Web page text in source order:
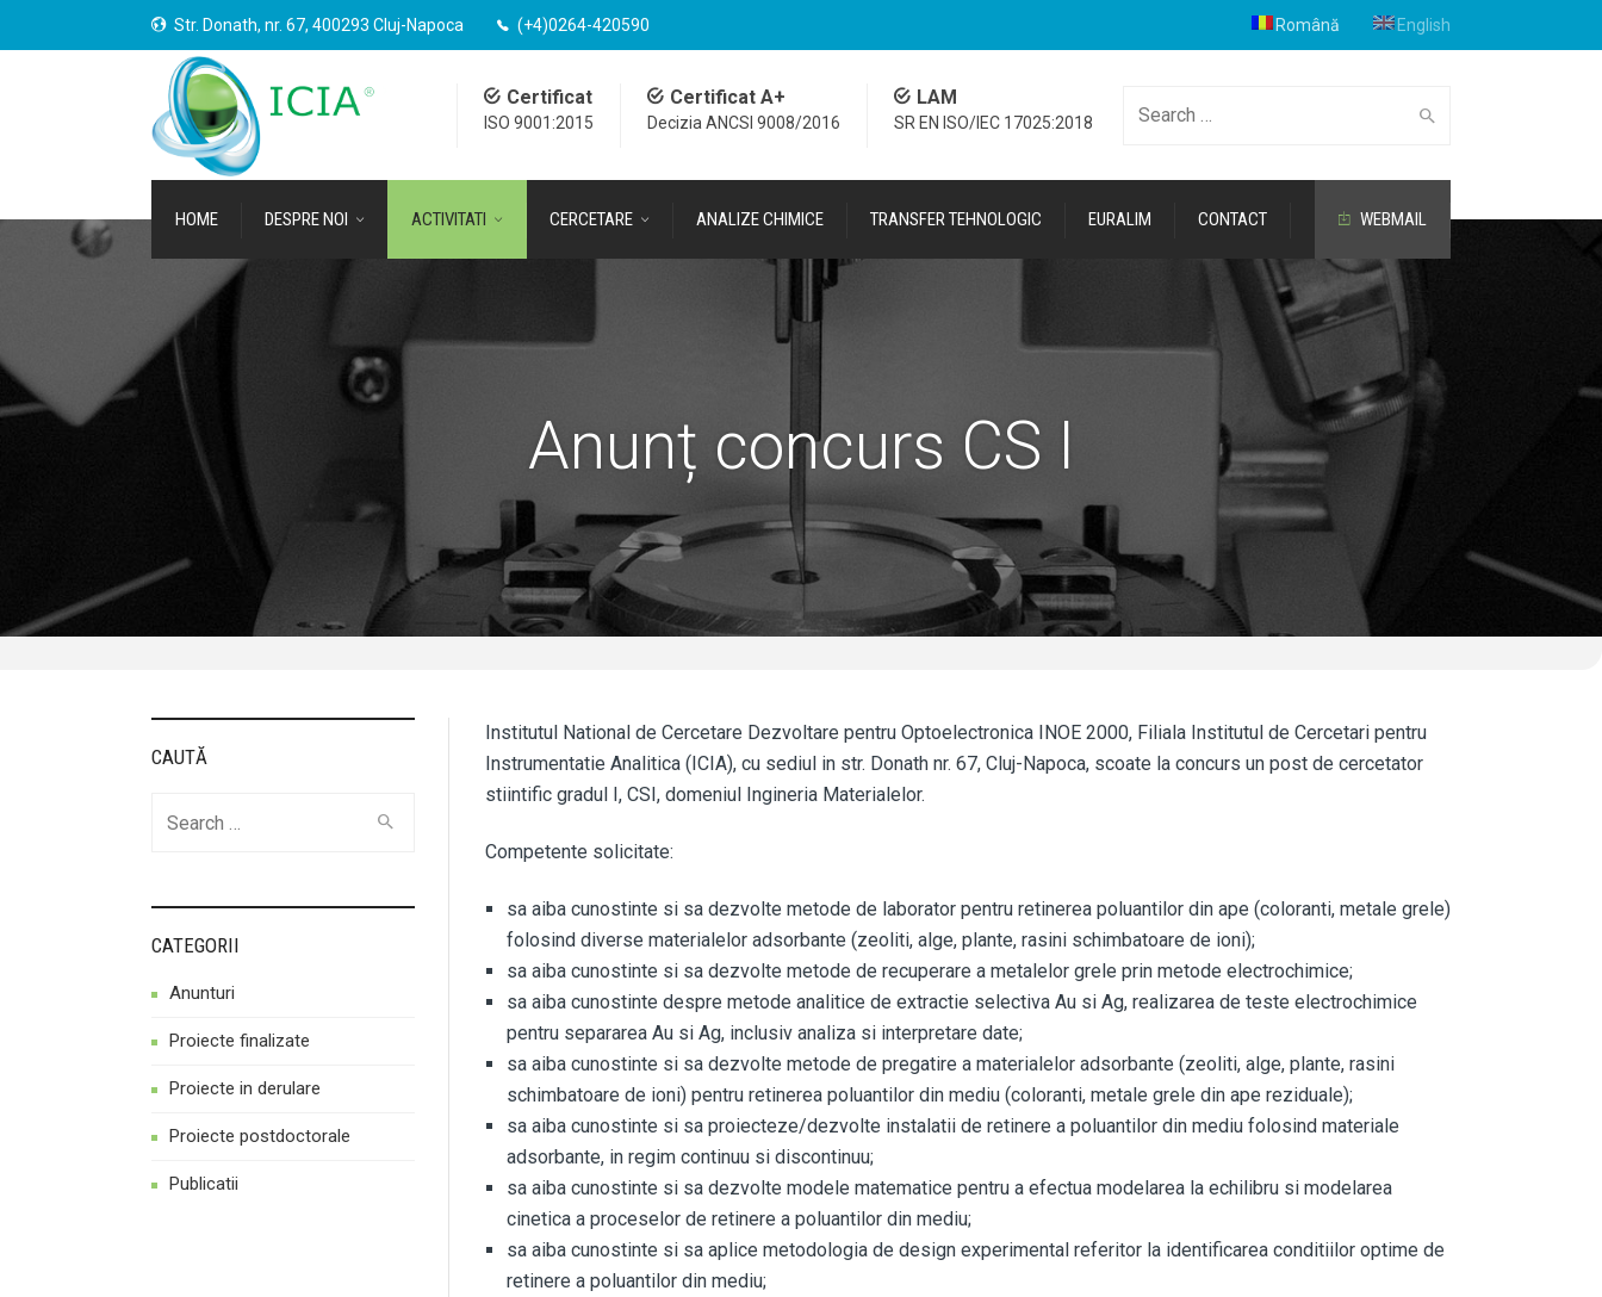
Str. Donath, nr. 67, 400293 Cluj-Napoca (+4)0264-420590 Română English
Cauta
LAM
SR EN ISO/IEC 17025:2018
Certificat A+
Decizia ANCSI 9008/2016
Certificat
ISO 9001:2015
HOME DESPRE NOI ACTIVITATI CERCETARE ANALIZE CHIMICE TRANSFER TEHNOLOGIC EURALIM CONTACT WEBMAIL
Anunț concurs CS I
Institutul National de Cercetare Dezvoltare pentru Optoelectronica INOE 2000, Filiala Institutul de Cercetari pentru
Instrumentatie Analitica (ICIA), cu sediul in str. Donath nr. 67, Cluj-Napoca, scoate la concurs un post de cercetator
stiintific gradul I, CSI, domeniul Ingineria Materialelor.
Competente solicitate:
sa aiba cunostinte si sa dezvolte metode de laborator pentru retinerea poluantilor din ape (coloranti, metale grele)
folosind diverse materialelor adsorbante (zeoliti, alge, plante, rasini schimbatoare de ioni);
sa aiba cunostinte si sa dezvolte metode de recuperare a metalelor grele prin metode electrochimice;
sa aiba cunostinte despre metode analitice de extractie selectiva Au si Ag, realizarea de teste electrochimice
pentru separarea Au si Ag, inclusiv analiza si interpretare date;
sa aiba cunostinte si sa dezvolte metode de pregatire a materialelor adsorbante (zeoliti, alge, plante, rasini
schimbatoare de ioni) pentru retinerea poluantilor din mediu (coloranti, metale grele din ape reziduale);
sa aiba cunostinte si sa proiecteze/dezvolte instalatii de retinere a poluantilor din mediu folosind materiale
adsorbante, in regim continuu si discontinuu;
sa aiba cunostinte si sa dezvolte modele matematice pentru a efectua modelarea la echilibru si modelarea
cinetica a proceselor de retinere a poluantilor din mediu;
sa aiba cunostinte si sa aplice metodologia de design experimental referitor la identificarea conditiilor optime de
retinere a poluantilor din mediu;
CAUTĂ
CATEGORII
Anunturi
Proiecte finalizate
Proiecte in derulare
Proiecte postdoctorale
Publicatii